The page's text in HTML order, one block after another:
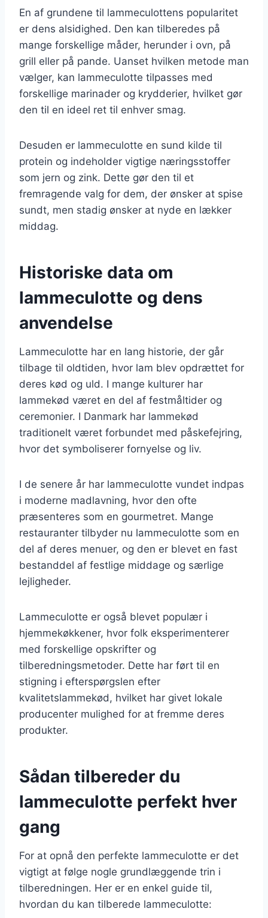
En af grundene til lammeculottens popularitet
er dens alsidighed. Den kan tilberedes på
mange forskellige måder, herunder i ovn, på
grill eller på pande. Uanset hvilken metode man
vælger, kan lammeculotte tilpasses med
forskellige marinader og krydderier, hvilket gør
den til en ideel ret til enhver smag.
Desuden er lammeculotte en sund kilde til
protein og indeholder vigtige næringsstoffer
som jern og zink. Dette gør den til et
fremragende valg for dem, der ønsker at spise
sundt, men stadig ønsker at nyde en lækker
middag.
Historiske data om
lammeculotte og dens
anvendelse
Lammeculotte har en lang historie, der går
tilbage til oldtiden, hvor lam blev opdrættet for
deres kød og uld. I mange kulturer har
lammekød været en del af festmåltider og
ceremonier. I Danmark har lammekød
traditionelt været forbundet med påskefejring,
hvor det symboliserer fornyelse og liv.
I de senere år har lammeculotte vundet indpas
i moderne madlavning, hvor den ofte
præsenteres som en gourmetret. Mange
restauranter tilbyder nu lammeculotte som en
del af deres menuer, og den er blevet en fast
bestanddel af festlige middage og særlige
lejligheder.
Lammeculotte er også blevet populær i
hjemmekøkkener, hvor folk eksperimenterer
med forskellige opskrifter og
tilberedningsmetoder. Dette har ført til en
stigning i efterspørgslen efter
kvalitetslammekød, hvilket har givet lokale
producenter mulighed for at fremme deres
produkter.
Sådan tilbereder du
lammeculotte perfekt hver
gang
For at opnå den perfekte lammeculotte er det
vigtigt at følge nogle grundlæggende trin i
tilberedningen. Her er en enkel guide til,
hvordan du kan tilberede lammeculotte: